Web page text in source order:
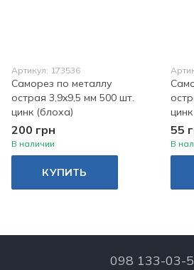
Артикул: 173536
Саморез по металлу
острая 3,9x9,5 мм 500 шт.
цинк (блоха)
200 грн
В наличии
КУПИТЬ
55
В
098 133-03-